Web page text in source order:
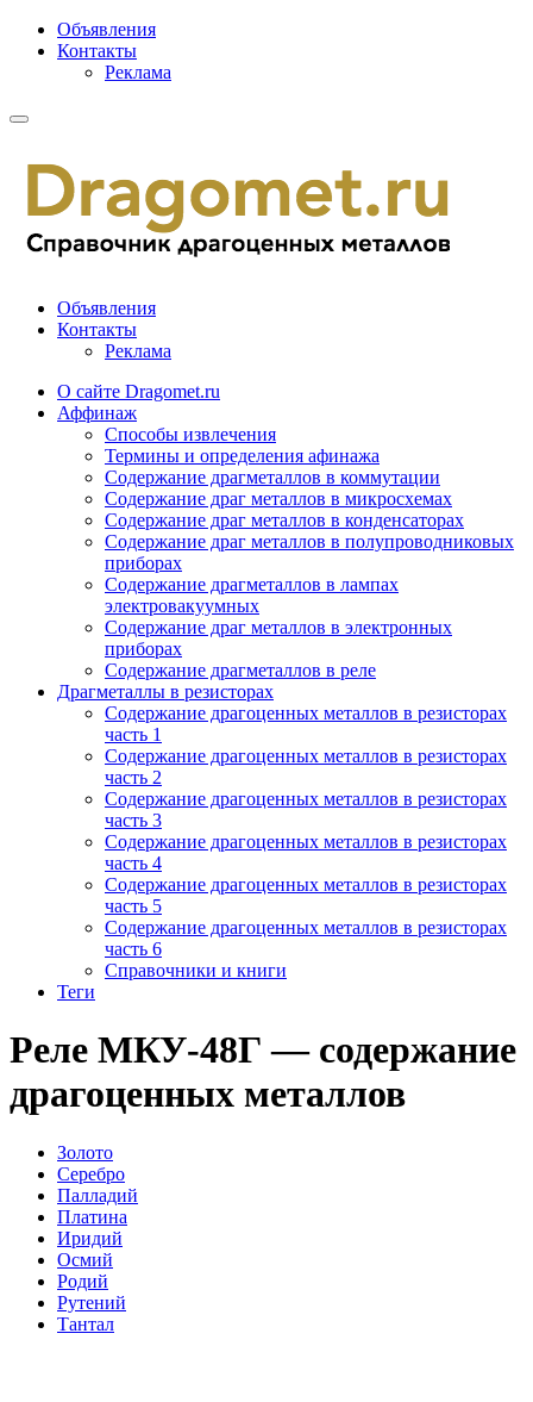
Объявления
Контакты
Реклама
Объявления
Контакты
Реклама
О сайте Dragomet.ru
Аффинаж
Способы извлечения
Термины и определения афинажа
Содержание драгметаллов в коммутации
Содержание драг металлов в микросхемах
Содержание драг металлов в конденсаторах
Содержание драг металлов в полупроводниковых
приборах
Содержание драгметаллов в лампах
электровакуумных
Содержание драг металлов в электронных
приборах
Содержание драгметаллов в реле
Драгметаллы в резисторах
Содержание драгоценных металлов в резисторах
часть 1
Содержание драгоценных металлов в резисторах
часть 2
Содержание драгоценных металлов в резисторах
часть 3
Содержание драгоценных металлов в резисторах
часть 4
Содержание драгоценных металлов в резисторах
часть 5
Содержание драгоценных металлов в резисторах
часть 6
Справочники и книги
Теги
Реле МКУ-48Г — содержание
драгоценных металлов
Золото
Серебро
Палладий
Платина
Иридий
Осмий
Родий
Рутений
Тантал